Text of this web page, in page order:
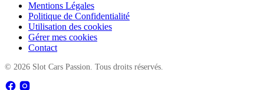
Mentions Légales
Politique de Confidentialité
Utilisation des cookies
Gérer mes cookies
Contact
© 2026 Slot Cars Passion. Tous droits réservés.